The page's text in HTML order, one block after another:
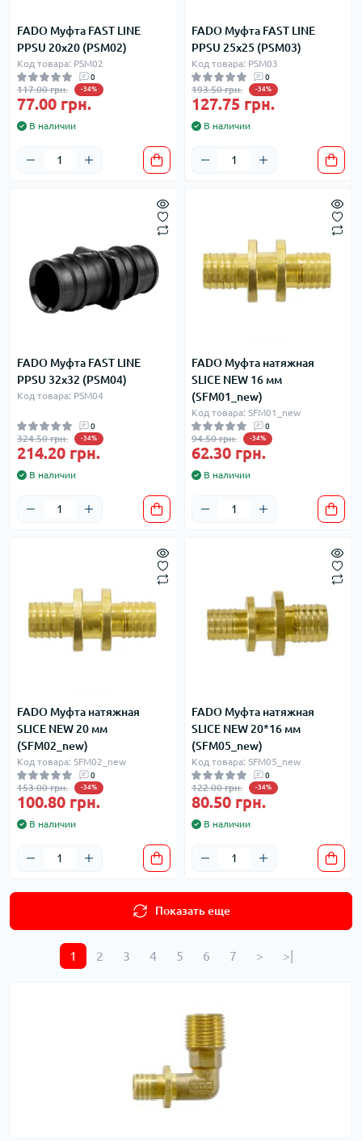
FADO Муфта FAST LINE
PPSU 20х20 (PSM02)
Код товара: PSM02
0
117.00 грн. -34%
77.00 грн.
В наличии
FADO Муфта FAST LINE
PPSU 25х25 (PSM03)
Код товара: PSM03
0
193.50 грн. -34%
127.75 грн.
В наличии
FADO Муфта FAST LINE
PPSU 32х32 (PSM04)
Код товара: PSM04
0
324.50 грн. -34%
214.20 грн.
В наличии
FADO Муфта натяжная
SLICE NEW 16 мм
(SFM01_new)
Код товара: SFM01_new
0
94.50 грн. -34%
62.30 грн.
В наличии
FADO Муфта натяжная
SLICE NEW 20 мм
(SFM02_new)
Код товара: SFM02_new
0
153.00 грн. -34%
100.80 грн.
В наличии
FADO Муфта натяжная
SLICE NEW 20*16 мм
(SFM05_new)
Код товара: SFM05_new
0
122.00 грн. -34%
80.50 грн.
В наличии
Показать еще
1 2 3 4 5 6 7 > >|